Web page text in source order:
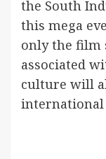
the South
this mega
only the film
associated
culture will
international